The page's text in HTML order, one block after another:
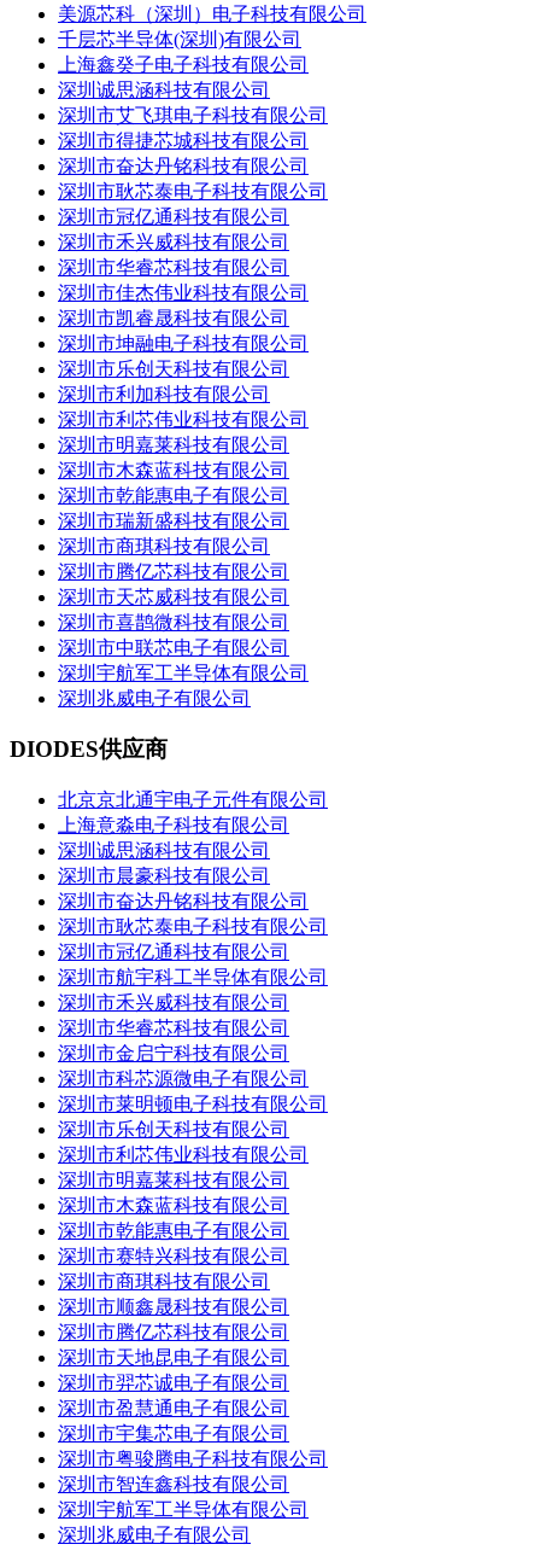
美源芯科（深圳）电子科技有限公司
千层芯半导体(深圳)有限公司
上海鑫癸子电子科技有限公司
深圳诚思涵科技有限公司
深圳市艾飞琪电子科技有限公司
深圳市得捷芯城科技有限公司
深圳市奋达丹铭科技有限公司
深圳市耿芯泰电子科技有限公司
深圳市冠亿通科技有限公司
深圳市禾兴威科技有限公司
深圳市华睿芯科技有限公司
深圳市佳杰伟业科技有限公司
深圳市凯睿晟科技有限公司
深圳市坤融电子科技有限公司
深圳市乐创天科技有限公司
深圳市利加科技有限公司
深圳市利芯伟业科技有限公司
深圳市明嘉莱科技有限公司
深圳市木森蓝科技有限公司
深圳市乾能惠电子有限公司
深圳市瑞新盛科技有限公司
深圳市商琪科技有限公司
深圳市腾亿芯科技有限公司
深圳市天芯威科技有限公司
深圳市喜鹊微科技有限公司
深圳市中联芯电子有限公司
深圳宇航军工半导体有限公司
深圳兆威电子有限公司
DIODES供应商
北京京北通宇电子元件有限公司
上海意淼电子科技有限公司
深圳诚思涵科技有限公司
深圳市晨豪科技有限公司
深圳市奋达丹铭科技有限公司
深圳市耿芯泰电子科技有限公司
深圳市冠亿通科技有限公司
深圳市航宇科工半导体有限公司
深圳市禾兴威科技有限公司
深圳市华睿芯科技有限公司
深圳市金启宁科技有限公司
深圳市科芯源微电子有限公司
深圳市莱明顿电子科技有限公司
深圳市乐创天科技有限公司
深圳市利芯伟业科技有限公司
深圳市明嘉莱科技有限公司
深圳市木森蓝科技有限公司
深圳市乾能惠电子有限公司
深圳市赛特兴科技有限公司
深圳市商琪科技有限公司
深圳市顺鑫晟科技有限公司
深圳市腾亿芯科技有限公司
深圳市天地昆电子有限公司
深圳市羿芯诚电子有限公司
深圳市盈慧通电子有限公司
深圳市宇集芯电子有限公司
深圳市粤骏腾电子科技有限公司
深圳市智连鑫科技有限公司
深圳宇航军工半导体有限公司
深圳兆威电子有限公司